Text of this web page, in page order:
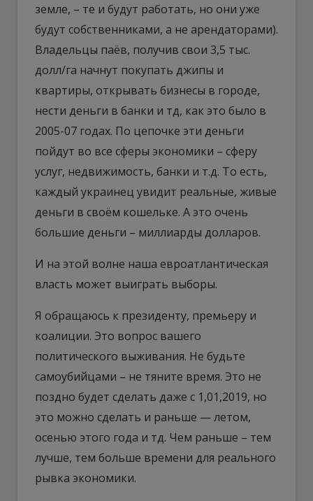
земле, – те и будут работать, но они уже
будут собственниками, а не арендаторами).
Владельцы паёв, получив свои 3,5 тыс.
долл/га начнут покупать джипы и
квартиры, открывать бизнесы в городе,
нести деньги в банки и тд, как это было в
2005-07 годах. По цепочке эти деньги
пойдут во все сферы экономики – сферу
услуг, недвижимость, банки и т.д. То есть,
каждый украинец увидит реальные, живые
деньги в своём кошельке. А это очень
большие деньги – миллиарды долларов.
И на этой волне наша евроатлантическая
власть может выиграть выборы.
Я обращаюсь к президенту, премьеру и
коалиции. Это вопрос вашего
политического выживания. Не будьте
самоубийцами – не тяните время. Это не
поздно будет сделать даже с 1,01,2019, но
это можно сделать и раньше — летом,
осенью этого года и тд. Чем раньше – тем
лучше, тем больше времени для реального
рывка экономики.